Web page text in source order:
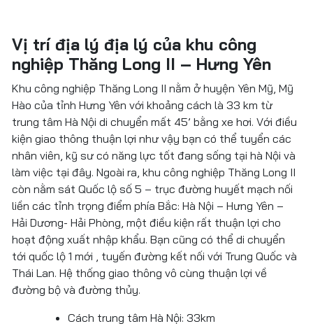
Vị trí địa lý địa lý của khu công
nghiệp Thăng Long II – Hưng Yên
Khu công nghiệp Thăng Long II nằm ở huyện Yên Mỹ, Mỹ
Hào của tỉnh Hưng Yên với khoảng cách là 33 km từ
trung tâm Hà Nội di chuyển mất 45’ bằng xe hơi. Với điều
kiện giao thông thuận lợi như vậy bạn có thể tuyển các
nhân viên, kỹ sư có năng lực tốt đang sống tại hà Nội và
làm việc tại đây. Ngoài ra, khu công nghiệp Thăng Long II
còn nằm sát Quốc lộ số 5 – trục đường huyết mạch nối
liền các tỉnh trọng điểm phía Bắc: Hà Nội – Hưng Yên –
Hải Dương- Hải Phòng, một điều kiện rất thuận lợi cho
hoạt động xuất nhập khẩu. Bạn cũng có thể di chuyển
tới quốc lộ 1 mới , tuyến đường kết nối với Trung Quốc và
Thái Lan. Hệ thống giao thông vô cùng thuận lợi về
đường bộ và đường thủy.
Cách trung tâm Hà Nội: 33km